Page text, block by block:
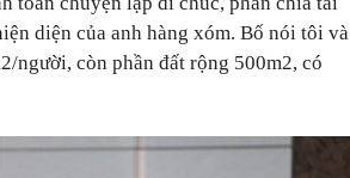
diện của anh hàng xóm. Bố nói tôi và
người, còn phần đất rộng 500m2, có